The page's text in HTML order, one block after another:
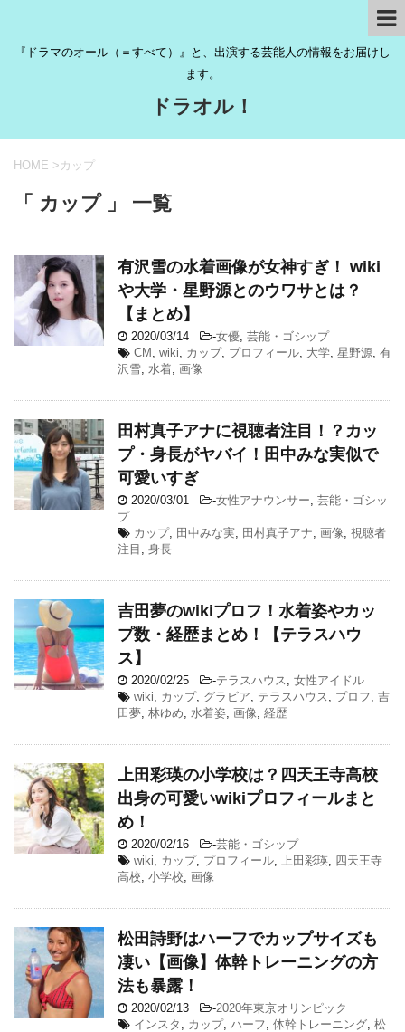
『ドラマのオール（＝すべて）』と、出演する芸能人の情報をお届けし
ます。
ドラオル！
HOME > カップ
「 カップ 」 一覧
有沢雪の水着画像が女神すぎ！ wiki
や大学・星野源とのウワサとは？
【まとめ】
2020/03/14 -女優 芸能・ゴシップ
CM wiki カップ, プロフィール 大学 星野源 有
沢雪 水着 画像
田村真子アナに視聴者注目！？カッ
プ・身長がヤバイ！田中みな実似で
可愛いすぎ
2020/03/01 -女性アナウンサー 芸能・ゴシッ
プ
カップ, 田中みな実 田村真子アナ 画像 視聴者
注目
身長
吉田夢のwikiプロフ！水着姿やカッ
プ数・経歴まとめ！【テラスハウ
ス】
2020/02/25 -テラスハウス
女性アイドル
wiki
カップ, グラビア テラスハウス プロフ 吉
田夢 林ゆめ 水着姿 画像 経歴
上田彩瑛の小学校は？四天王寺高校
出身の可愛いwikiプロフィールまと
め！
2020/02/16 -芸能・ゴシップ
wiki
カップ, プロフィール 上田彩瑛 四天王寺
高校 小学校 画像
松田詩野はハーフでカップサイズも
凄い【画像】体幹トレーニングの方
法も暴露！
2020/02/13 -2020年東京オリンピック
インスタ
カップ, ハーフ 体幹トレーニング 松